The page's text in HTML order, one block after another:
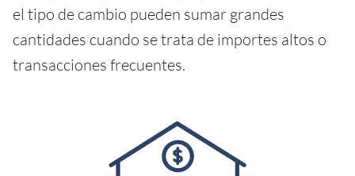
el tipo de cambio pueden sumar grandes
cantidades cuando se trata de importes altos o
transacciones frecuentes.